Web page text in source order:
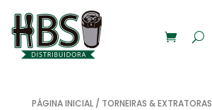
PÁGINA INICIAL/ TORNEIRAS & EXTRATORAS